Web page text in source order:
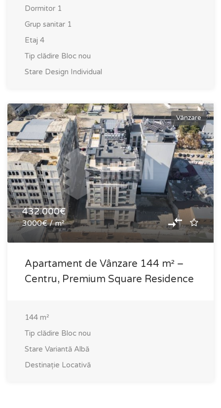
Dormitor 1
Grup sanitar 1
Etaj 4
Tip clădire Bloc nou
Stare Design Individual
Vânzare
432.000€
3000€ / m²
Apartament de Vânzare 144 m² –
Centru, Premium Square Residence
144 m²
Tip clădire Bloc nou
Stare Variantă Albă
Destinație Locativă